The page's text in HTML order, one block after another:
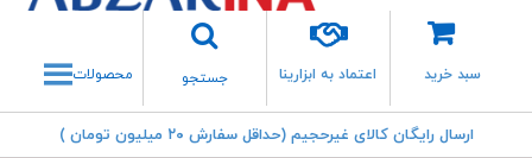
سبد خرید اعتماد به ابزارینا
جستجو
جستجو محصولات
ارسال رایگان کالای غیرحجیم (حداقل سفارش ۲۰ میلیون تومان )